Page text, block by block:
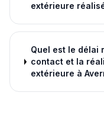
extérieure
Quel est le délai
contact et la
extérieure à